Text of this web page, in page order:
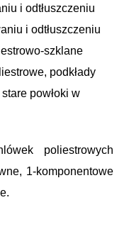
i odtłuszczeniu
i odtłuszczeniu
szklane
podkłady
powłoki w
poliestrowych
1-komponentowe